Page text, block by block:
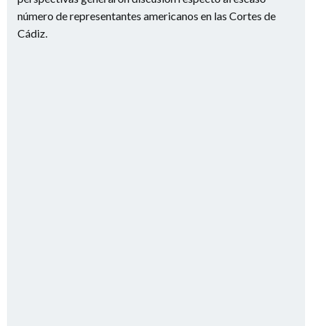
número de representantes americanos en las Cortes de
Cádiz.